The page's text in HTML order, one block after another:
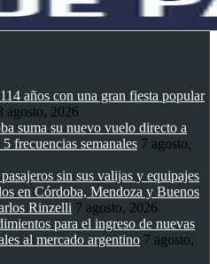
años con una gran fiesta popular
agosto, 2026
suma su nuevo vuelo directo a
frecuencias semanales 7 agosto,
sin sus valijas y equipajes
en Córdoba, Mendoza y Buenos
Rinzelli 7 agosto, 2026
para el ingreso de nuevas
al mercado argentino 7 agosto,